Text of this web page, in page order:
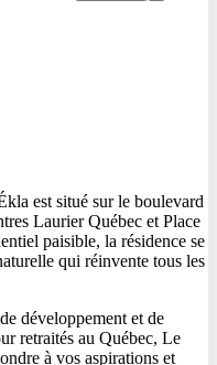
est situé sur le boulevard
Laurier Québec et Place
paisible, la résidence se
qui réinvente tous les
développement et de
retraités au Québec, Le
à vos aspirations et